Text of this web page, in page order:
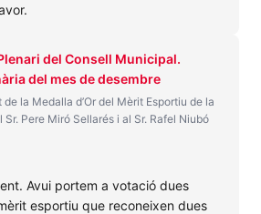
del Consell Municipal.
del mes de desembre
la Medalla d’Or del Mèrit Esportiu de la
Pere Miró Sellarés i al Sr. Rafel Niubó
Avui portem a votació dues
esportiu que reconeixen dues